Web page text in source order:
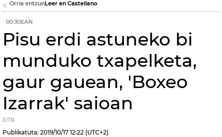
Orria entzunLeer en Castellano
00:30EAN
Pisu erdi astuneko bi
munduko txapelketa,
gaur gauean, 'Boxeo
Izarrak' saioan
EITB
Publikatuta: 2019/10/17 12:22 (UTC+2)